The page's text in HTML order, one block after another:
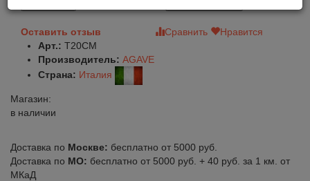
Оставить отзыв Сравнить
Нравится
Арт.: T20CM
Производитель: AGAVE
Страна: Италия
Магазин:
в наличии
Доставка по Москве: бесплатно от 5000 руб.
Доставка по МО: бесплатно от 5000 руб. + 40 руб. за 1 км. от
МКаД